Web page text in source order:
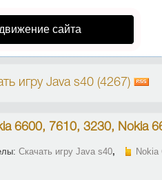
сайта
игру Java s40 (4267)
6600, 7610, 3230, Nokia
Скачать игру Java s40,
Nokia